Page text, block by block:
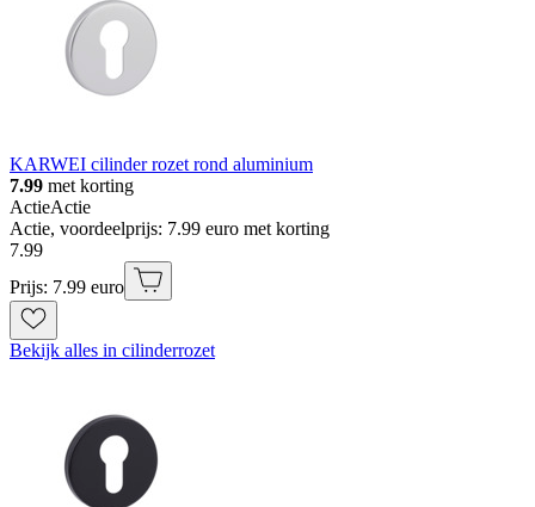
KARWEI cilinder rozet rond aluminium
7.99 met korting
ActieActie
Actie, voordeelprijs: 7.99 euro met korting
7.99
Prijs: 7.99 euro
Bekijk alles in cilinderrozet